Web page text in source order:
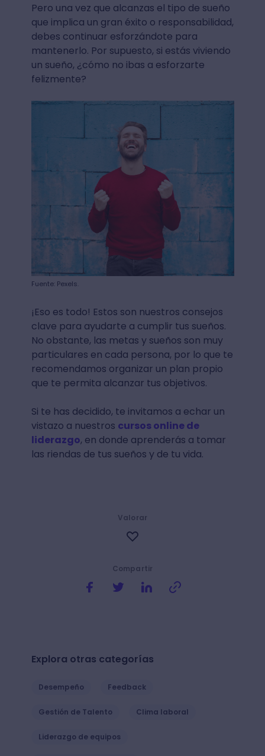
Pero una vez que alcanzas el tipo de sueño
que implica un gran éxito o responsabilidad,
debes continuar esforzándote para
mantenerlo. Por supuesto, si estás viviendo
un sueño, ¿cómo no ibas a esforzarte
felizmente?
Fuente: Pexels.
¡Eso es todo! Estos son nuestros consejos
clave para ayudarte a cumplir tus sueños.
No obstante, las metas y sueños son muy
particulares en cada persona, por lo que te
recomendamos organizar un plan propio
que te permita alcanzar tus objetivos.
Si te has decidido, te invitamos a echar un
vistazo a nuestros cursos online de
liderazgo, en donde aprenderás a tomar
las riendas de tus sueños y de tu vida.
Compartir
Valorar
Explora otras categorías
Desempeño Feedback
Gestión de Talento Clima laboral
Liderazgo de equipos